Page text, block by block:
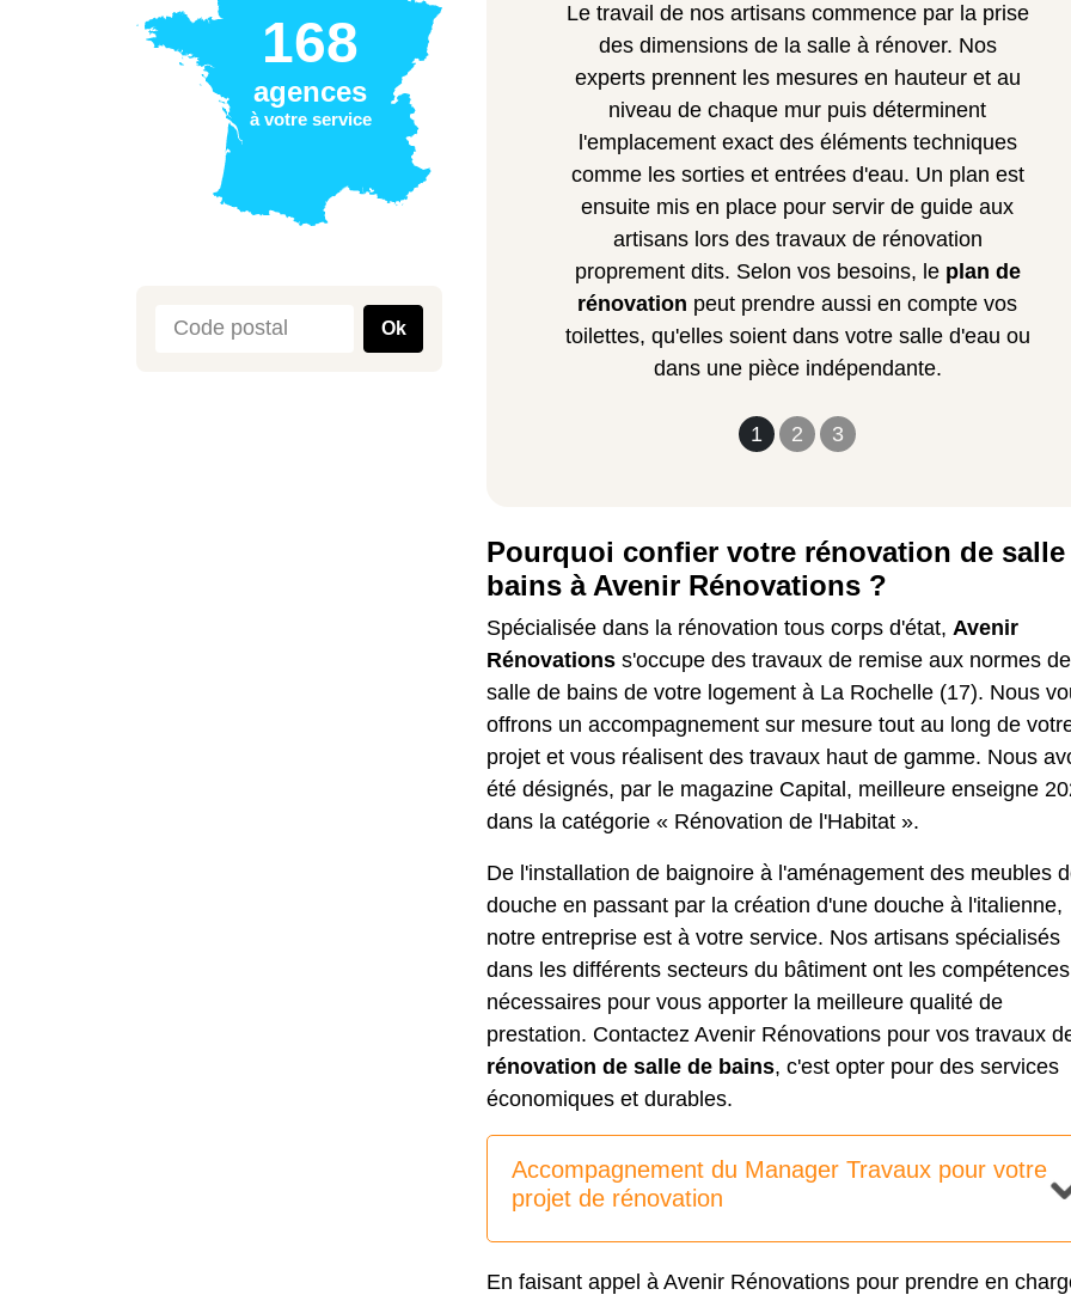
168
agences
à votre service
Ok
1 2 3
Le travail de nos artisans commence par la prise
des dimensions de la salle à rénover. Nos
experts prennent les mesures en hauteur et au
niveau de chaque mur puis déterminent
l'emplacement exact des éléments techniques
comme les sorties et entrées d'eau. Un plan est
ensuite mis en place pour servir de guide aux
artisans lors des travaux de rénovation
proprement dits. Selon vos besoins, le plan de
rénovation peut prendre aussi en compte vos
toilettes, qu'elles soient dans votre salle d'eau ou
dans une pièce indépendante.
Pourquoi confier votre rénovation de salle
bains à Avenir Rénovations ?
Spécialisée dans la rénovation tous corps d'état, Avenir
Rénovations s'occupe des travaux de remise aux normes
salle de bains de votre logement à La Rochelle (17). Nous
offrons un accompagnement sur mesure tout au long de
projet et vous réalisent des travaux haut de gamme. Nous
été désignés, par le magazine Capital, meilleure enseigne
dans la catégorie « Rénovation de l'Habitat ».
De l'installation de baignoire à l'aménagement des meubles
douche en passant par la création d'une douche à l'italienne,
notre entreprise est à votre service. Nos artisans spécialisés
dans les différents secteurs du bâtiment ont les compétences
nécessaires pour vous apporter la meilleure qualité de
prestation. Contactez Avenir Rénovations pour vos travaux
rénovation de salle de bains, c'est opter pour des services
économiques et durables.
Accompagnement du Manager Travaux pour votre
projet de rénovation
En faisant appel à Avenir Rénovations pour prendre en